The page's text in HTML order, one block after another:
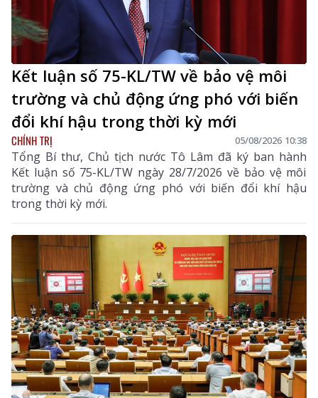
Kết luận số 75-KL/TW về bảo vệ môi
trường và chủ động ứng phó với biến
đổi khí hậu trong thời kỳ mới
CHÍNH TRỊ 05/08/2026 10:38
Tổng Bí thư, Chủ tịch nước Tô Lâm đã ký ban hành
Kết luận số 75-KL/TW ngày 28/7/2026 về bảo vệ môi
trường và chủ động ứng phó với biến đổi khí hậu
trong thời kỳ mới.